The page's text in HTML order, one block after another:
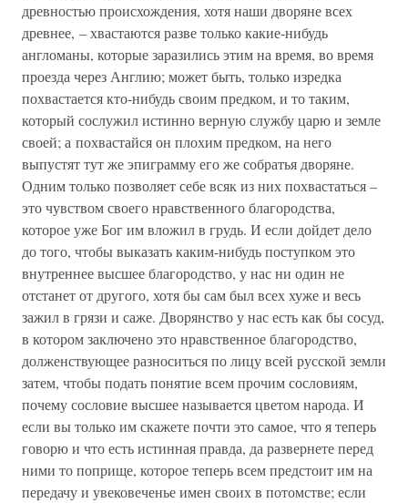
древностью происхождения, хотя наши дворяне всех
древнее, – хвастаются разве только какие-нибудь
англоманы, которые заразились этим на время, во время
проезда через Англию; может быть, только изредка
похвастается кто-нибудь своим предком, и то таким,
который сослужил истинно верную службу царю и земле
своей; а похвастайся он плохим предком, на него
выпустят тут же эпиграмму его же собратья дворяне.
Одним только позволяет себе всяк из них похвастаться –
это чувством своего нравственного благородства,
которое уже Бог им вложил в грудь. И если дойдет дело
до того, чтобы выказать каким-нибудь поступком это
внутреннее высшее благородство, у нас ни один не
отстанет от другого, хотя бы сам был всех хуже и весь
зажил в грязи и саже. Дворянство у нас есть как бы сосуд,
в котором заключено это нравственное благородство,
долженствующее разноситься по лицу всей русской земли
затем, чтобы подать понятие всем прочим сословиям,
почему сословие высшее называется цветом народа. И
если вы только им скажете почти это самое, что я теперь
говорю и что есть истинная правда, да развернете перед
ними то поприще, которое теперь всем предстоит им на
передачу и увековеченье имен своих в потомстве; если